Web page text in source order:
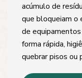
acúmulo de
que bloqueiam o
de
forma rápida,
quebrar pisos ou